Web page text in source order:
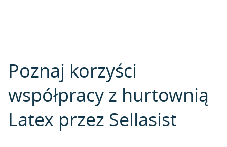
Poznaj korzyści
współpracy z hurtownią
Latex przez Sellasist